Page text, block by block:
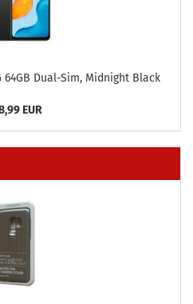
64GB Dual-​Sim, Mid­night Black
EUR